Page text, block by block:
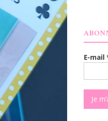
E-mail